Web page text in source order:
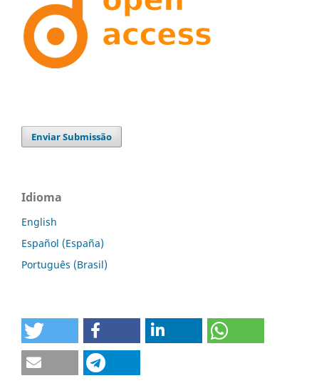
Enviar Submissão
Idioma
English
Español (España)
Português (Brasil)